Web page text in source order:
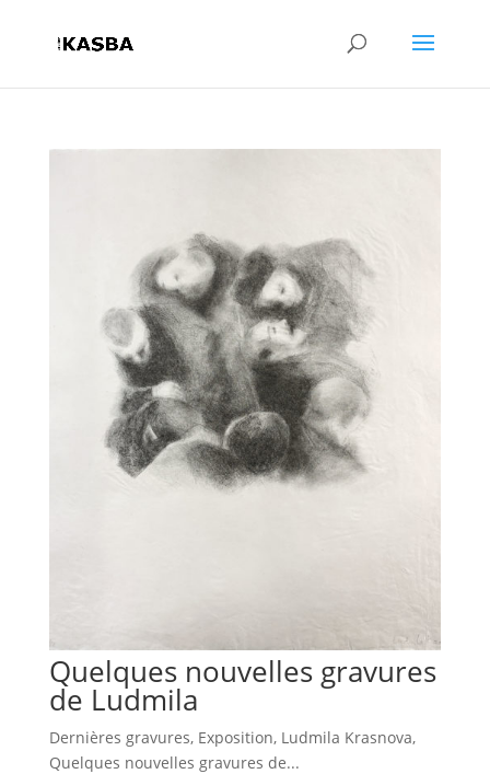
Quelques nouvelles gravures
de Ludmila
Dernières gravures, Exposition, Ludmila Krasnova,
Quelques nouvelles gravures de...